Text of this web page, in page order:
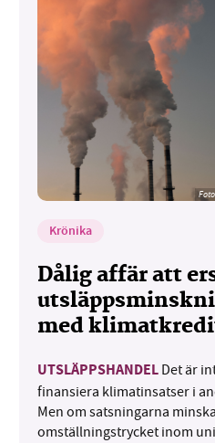
Krönika
Dålig affär att
med
UTSLÄPPSHANDEL Det är
finansiera klimatinsatser i
Men om satsningarna
omställningstrycket inom